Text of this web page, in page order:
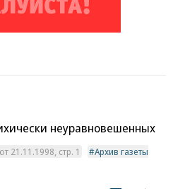
неуравновешенных
21.11.1998, стр. 1
Архив газеты